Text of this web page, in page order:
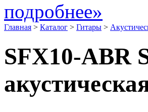
подробнее»
Главная > Каталог > Гитары >
SFX10-ABR